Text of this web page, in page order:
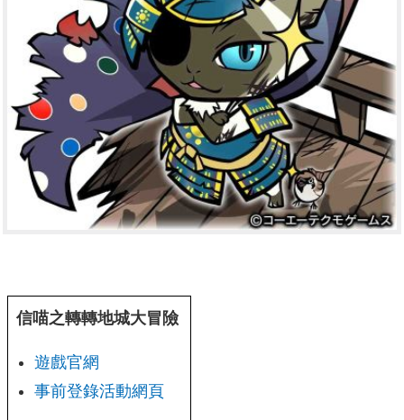
信喵之轉轉地城大冒險
遊戲官網
事前登錄活動網頁